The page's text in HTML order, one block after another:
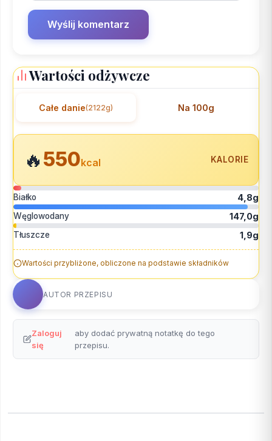
Wartości odżywcze
Całe danie(2122g) Na 100g
🔥550kcal KALORIE
Białko 4,8g
Węglowodany 147,0g
Tłuszcze 1,9g
Wartości przybliżone, obliczone na podstawie składników
AUTOR PRZEPISU
Zaloguj
się
aby dodać prywatną notatkę do tego
przepisu.